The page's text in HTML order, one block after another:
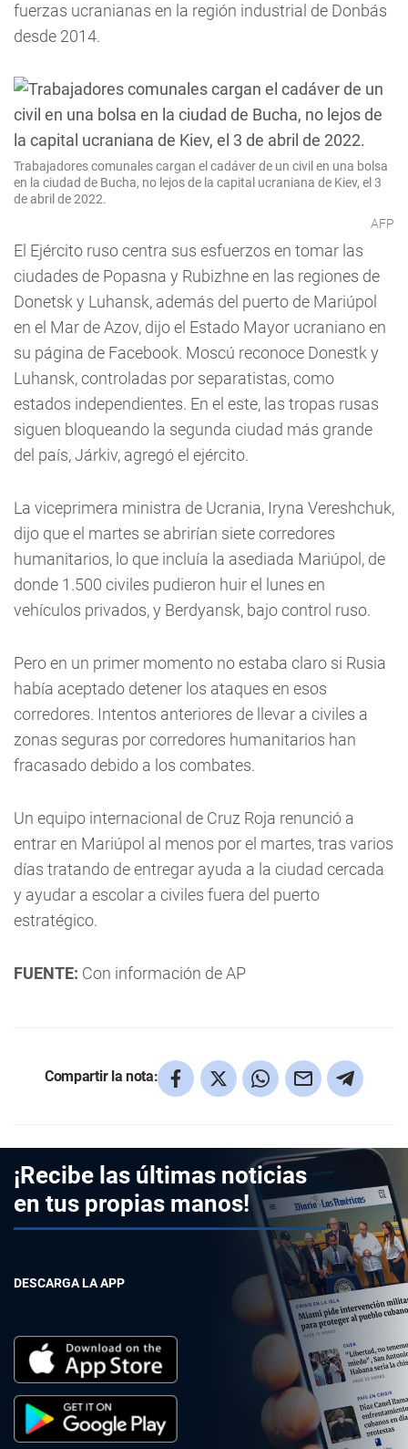
fuerzas ucranianas en la región industrial de Donbás
desde 2014.
Trabajadores comunales cargan el cadáver de un civil en una bolsa
en la ciudad de Bucha, no lejos de la capital ucraniana de Kiev, el 3
de abril de 2022.
AFP
El Ejército ruso centra sus esfuerzos en tomar las
ciudades de Popasna y Rubizhne en las regiones de
Donetsk y Luhansk, además del puerto de Mariúpol
en el Mar de Azov, dijo el Estado Mayor ucraniano en
su página de Facebook. Moscú reconoce Donestk y
Luhansk, controladas por separatistas, como
estados independientes. En el este, las tropas rusas
siguen bloqueando la segunda ciudad más grande
del país, Járkiv, agregó el ejército.
La viceprimera ministra de Ucrania, Iryna Vereshchuk,
dijo que el martes se abrirían siete corredores
humanitarios, lo que incluía la asediada Mariúpol, de
donde 1.500 civiles pudieron huir el lunes en
vehículos privados, y Berdyansk, bajo control ruso.
Pero en un primer momento no estaba claro si Rusia
había aceptado detener los ataques en esos
corredores. Intentos anteriores de llevar a civiles a
zonas seguras por corredores humanitarios han
fracasado debido a los combates.
Un equipo internacional de Cruz Roja renunció a
entrar en Mariúpol al menos por el martes, tras varios
días tratando de entregar ayuda a la ciudad cercada
y ayudar a escolar a civiles fuera del puerto
estratégico.
FUENTE: Con información de AP
Compartir la nota:
¡Recibe las últimas noticias
en tus propias manos!
DESCARGA LA APP